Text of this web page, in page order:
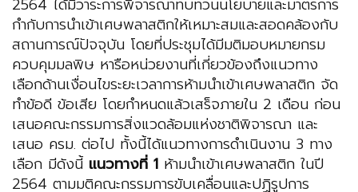
2564 ได้มีวาระการพิจารณาทบทวนนโยบายและมาตรการ
กำกับการนำเข้าเศษพลาสติกให้เหมาะสมและสอดคล้องกับ
สถานการณ์ปัจจุบัน โดยที่ประชุมได้มีมติมอบหมายกรม
ควบคุมมลพิษ หารือหน่วยงานที่เกี่ยวข้องถึงแนวทาง
เลือกด้านเงื่อนไขระยะเวลาการห้ามนำเข้าเศษพลาสติก จัด
ทำข้อดี ข้อเสีย โดยกำหนดแล้วเสร็จภายใน 2 เดือน ก่อน
เสนอคณะกรรมการสิ่งแวดล้อมแห่งชาติพิจารณา และ
เสนอ ครม. ต่อไป ทั้งนี้ได้แนวทางการดำเนินงาน 3 ทาง
เลือก มีดังนี้ แนวทางที่ 1 ห้ามนำเข้าเศษพลาสติก ในปี
2564 ตามมติคณะกรรมการขับเคลื่อนและปฏิรูปการ